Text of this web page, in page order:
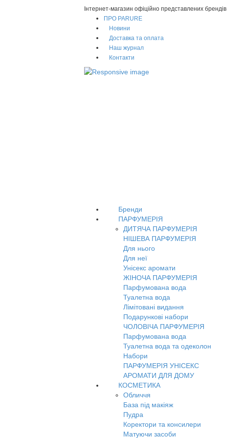
Інтернет-магазин офіційно представлених брендів
ПРО PARURE
Новини
Доставка та оплата
Наш журнал
Контакти
Бренди
ПАРФУМЕРІЯ
ДИТЯЧА ПАРФУМЕРІЯ
НІШЕВА ПАРФУМЕРІЯ
Для нього
Для неї
Унісекс аромати
ЖІНОЧА ПАРФУМЕРІЯ
Парфумована вода
Туалетна вода
Лімітовані видання
Подарункові набори
ЧОЛОВІЧА ПАРФУМЕРІЯ
Парфумована вода
Туалетна вода та одеколон
Набори
ПАРФУМЕРІЯ УНІСЕКС
АРОМАТИ ДЛЯ ДОМУ
КОСМЕТИКА
Обличчя
База під макіяж
Пудра
Коректори та консилери
Матуючи засоби